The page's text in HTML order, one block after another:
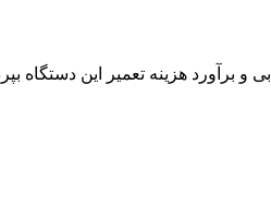
هزینه تعمیر این دستگاه